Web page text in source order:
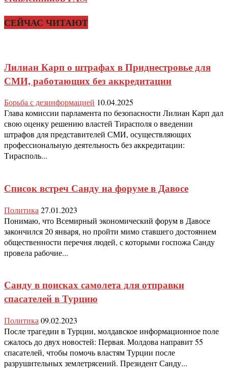
СЕЙЧАС ЧИТАЮТ
Лилиан Карп о штрафах в Приднестровье для
СМИ, работающих без аккредитации
Борьба с дезинформацией 10.04.2025
Глава комиссии парламента по безопасности Лилиан Карп дал
свою оценку решению властей Тирасполя о введении
штрафов для представителей СМИ, осуществляющих
профессиональную деятельность без аккредитации:
Тирасполь...
Список встреч Санду на форуме в Давосе
Политика 27.01.2023
Понимаю, что Всемирный экономический форум в Давосе
закончился 20 января, но пройти мимо ставшего достоянием
общественности перечня людей, с которыми госпожа Санду
провела рабочие...
Санду в поисках самолета для отправки
спасателей в Турцию
Политика 09.02.2023
После трагедии в Турции, молдавское информационное поле
сжалось до двух новостей: Первая. Молдова направит 55
спасателей, чтобы помочь властям Турции после
разрушительных землетрясений. Президент Санду...